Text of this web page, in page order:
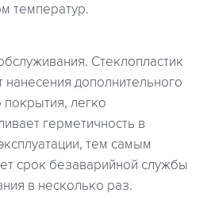
температур.
Стеклопластик
нанесения дополнительного
покрытия, легко
герметичность в
тем самым
срок безаварийной службы
в несколько раз.